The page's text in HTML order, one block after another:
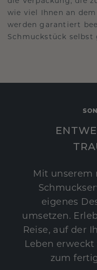
wie viel Ihnen an
werden garantiert
Schmuckstück selbst
Mit unserem
eigenes
umsetzen.
Reise, auf der
Leben
zum